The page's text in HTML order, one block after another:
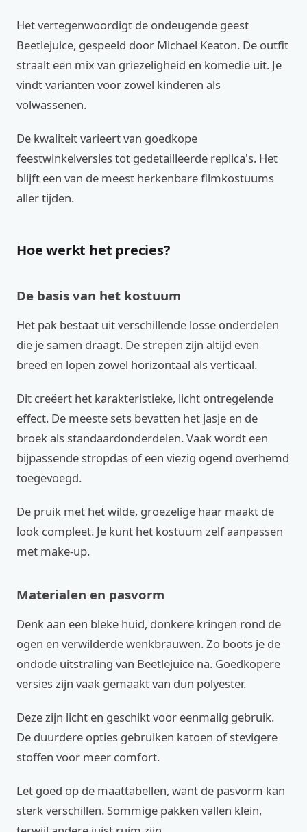
Het vertegenwoordigt de ondeugende geest
Beetlejuice, gespeeld door Michael Keaton. De outfit
straalt een mix van griezeligheid en komedie uit. Je
vindt varianten voor zowel kinderen als
volwassenen.
De kwaliteit varieert van goedkope
feestwinkelversies tot gedetailleerde replica's. Het
blijft een van de meest herkenbare filmkostuums
aller tijden.
Hoe werkt het precies?
De basis van het kostuum
Het pak bestaat uit verschillende losse onderdelen
die je samen draagt. De strepen zijn altijd even
breed en lopen zowel horizontaal als verticaal.
Dit creëert het karakteristieke, licht ontregelende
effect. De meeste sets bevatten het jasje en de
broek als standaardonderdelen. Vaak wordt een
bijpassende stropdas of een viezig ogend overhemd
toegevoegd.
De pruik met het wilde, groezelige haar maakt de
look compleet. Je kunt het kostuum zelf aanpassen
met make-up.
Materialen en pasvorm
Denk aan een bleke huid, donkere kringen rond de
ogen en verwilderde wenkbrauwen. Zo boots je de
ondode uitstraling van Beetlejuice na. Goedkopere
versies zijn vaak gemaakt van dun polyester.
Deze zijn licht en geschikt voor eenmalig gebruik.
De duurdere opties gebruiken katoen of stevigere
stoffen voor meer comfort.
Let goed op de maattabellen, want de pasvorm kan
sterk verschillen. Sommige pakken vallen klein,